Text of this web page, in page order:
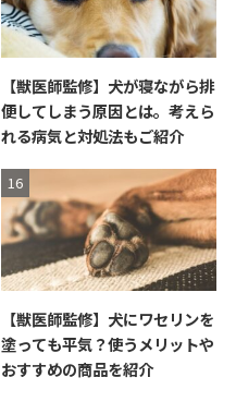
【獣医師監修】犬が寝ながら排
便してしまう原因とは。考えら
れる病気と対処法もご紹介
【獣医師監修】犬にワセリンを
塗っても平気？使うメリットや
おすすめの商品を紹介